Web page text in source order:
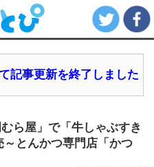
記事更新を終了しました
ら屋」で「牛しゃぶすき
とんかつ専門店「かつ